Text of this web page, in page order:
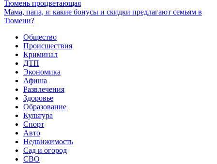
Тюмень процветающая
Мама, папа, я: какие бонусы и скидки предлагают семьям в
Тюмени?
Общество
Происшествия
Криминал
ДТП
Экономика
Афиша
Развлечения
Здоровье
Образование
Культура
Спорт
Авто
Недвижимость
Сад и огород
СВО